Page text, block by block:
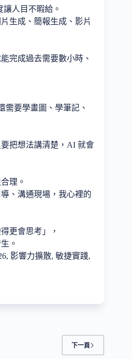
人目不暇給。
生成、簡報生成、影片
完成過去需要數小時、
需要學畫圖、學筆記、
要把想法講清楚，AI 就會
理。
、溝通現場，我心裡的
更會思考」，
。
, 影響力擴散, 敏捷實踐,
下一頁